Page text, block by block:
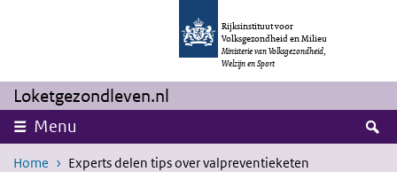
Overslaan en naar de inhoud gaan
Rijksinstituut voor
Volksgezondheid en Milieu
Ministerie van Volksgezondheid,
Welzijn en Sport
Loketgezondleven.nl
Menu
Home Experts delen tips over valpreventieketen